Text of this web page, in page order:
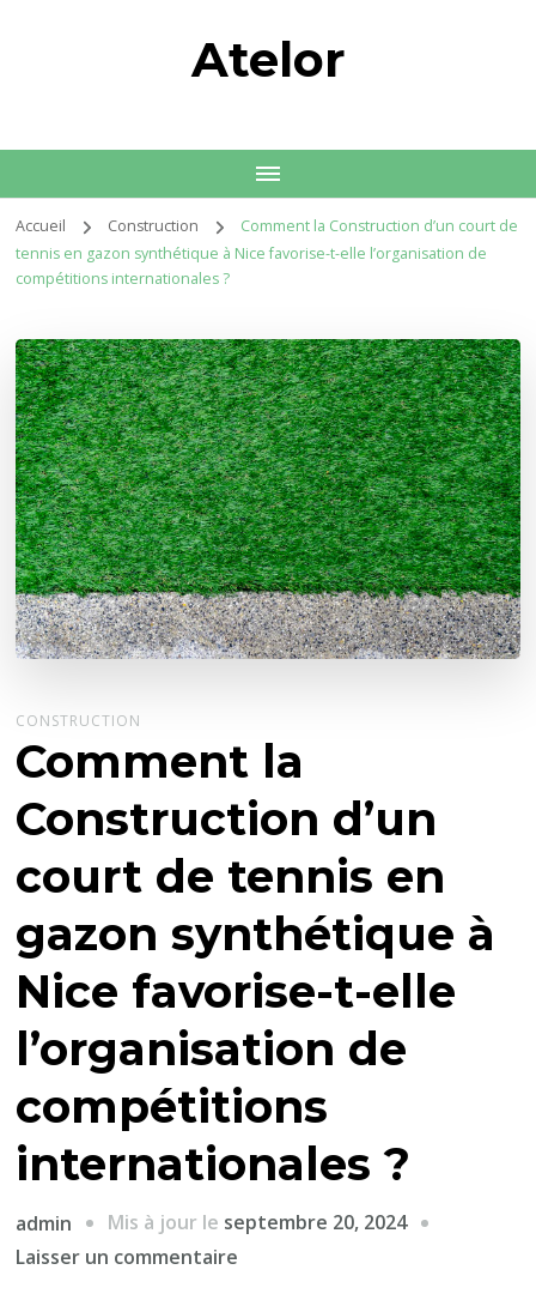
Atelor
Accueil Construction
Comment la Construction d’un court de
tennis en gazon synthétique à Nice favorise-t-elle l’organisation de
compétitions internationales ?
CONSTRUCTION
Comment la
Construction d’un
court de tennis en
gazon synthétique à
Nice favorise-t-elle
l’organisation de
compétitions
internationales ?
admin Mis à jour le septembre 20, 2024
Laisser un commentaire